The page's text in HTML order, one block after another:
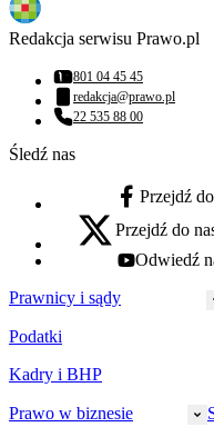
Redakcja serwisu Prawo.pl
Numer telefonu:
801 04 45 45
Adres email:
redakcja@prawo.pl
Numer telefonu:
22 535 88 00
Śledź nas
facebook -
Przejdź
x - otwiera się w nowej
Przejdź do
youtube - otwiera
Odwiedź
Prawnicy i sądy
Prawnicy
Policja
Podatki
CIT
Kadry i BHP
Prawo w biznesie